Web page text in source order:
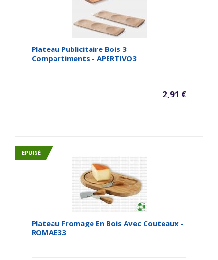
Plateau Publicitaire Bois 3
Compartiments - APERTIVO3
2,91 €
EPUISÉ
Plateau Fromage En Bois Avec Couteaux -
ROMAE33